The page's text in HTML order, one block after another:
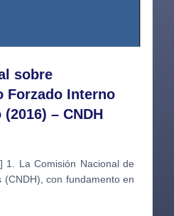
sobre
Forzado Interno
– CNDH
La Comisión Nacional de
(CNDH), con fundamento en